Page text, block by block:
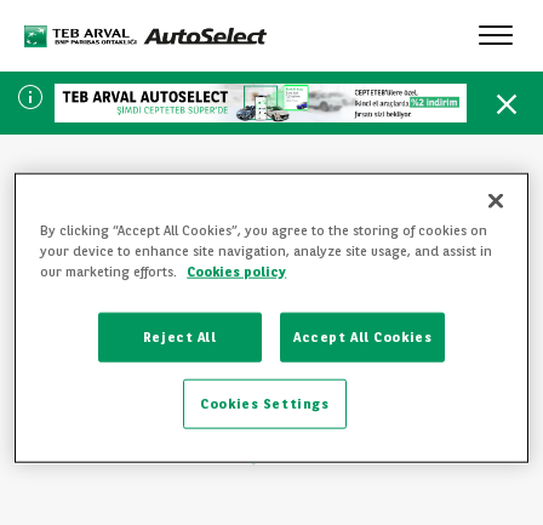
SAYFA BULUNAMADI
Üzgünüz, ziyaret etmek istediğiniz sayfa mevcut değil.
Ziyaretinize devam etmek için lütfen bu bağlantılardan birine
tıklayın:
ANA SAYFAYA GERI DÖN
By clicking “Accept All Cookies”, you agree to the storing of cookies on
your device to enhance site navigation, analyze site usage, and assist in
our marketing efforts.
Cookies policy
Reject All Accept All Cookies
Cookies Settings